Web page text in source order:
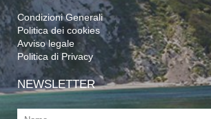
Condizioni Generali
Politica dei cookies
Avviso legale
Politica di Privacy
NEWSLETTER